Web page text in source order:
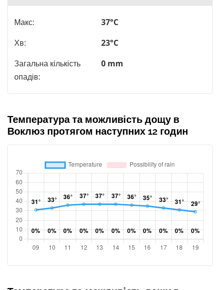
Макс:
37°C
Хв:
23°C
Загальна кількість
опадів:
0 mm
Температура та можливість дощу в
Воклюз протягом наступних 12 годин